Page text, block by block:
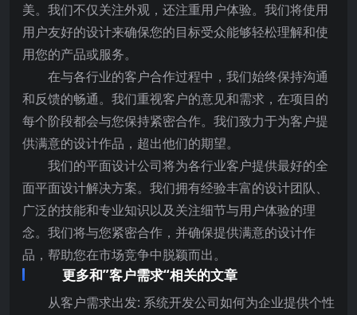
美。我们不仅关注外观，还注重用户体验。我们将使用
用户友好的设计来确保您的目标受众能够轻松理解和使
用您的产品或服务。
在与各行业的客户合作过程中，我们始终保持沟通
和反馈的畅通。我们重视客户的意见和需求，在项目的
每个阶段都会与您保持紧密合作。我们致力于为客户提
供满意的设计作品，超出他们的期望。
我们的平面设计公司将为各行业客户提供最好的全
面平面设计解决方案。我们拥有经验丰富的设计团队、
广泛的技能和专业知识以及关注细节与用户体验的理
念。我们将与您紧密合作，并确保提供满意的设计作
品，帮助您在市场竞争中脱颖而出。
更多和”客户需求“相关的文章
从客户需求出发: 系统开发公司如何为企业提供个性